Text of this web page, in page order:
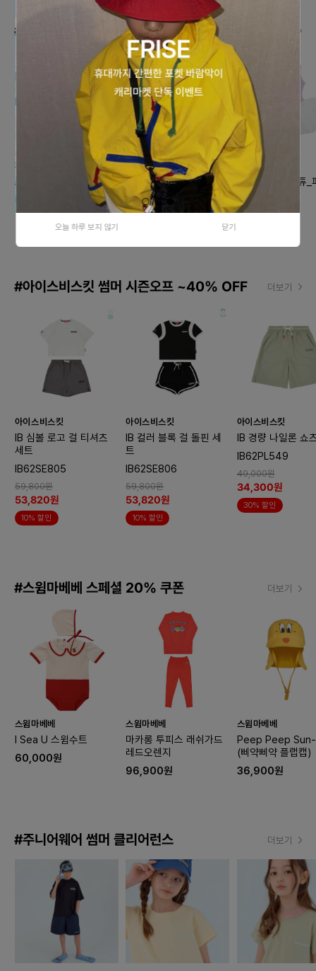
오늘 하루 보지 않기 닫기
#데일리로 즐기는 발레코어 스타일
페피
스냅 러플 튜튜_민트
69,000원
페피
스냅 퍼프 튜튜_핑크
75,000원
스냅 글로윙 튜튜_
72,000원
#아이스비스킷 썸머 시즌오프 ~40% OFF 더보기
아이스비스킷
IB 심볼 로고 걸 티셔츠
세트
IB62SE805
59,800원
53,820원
10% 할인
아이스비스킷
IB 컬러 블록 걸 돌핀 세
트
IB62SE806
59,800원
53,820원
10% 할인
아이스비스킷
IB 경량 나일론 쇼
IB62PL549
49,000원
34,300원
30% 할인
#스윔마베베 스페셜 20% 쿠폰 더보기
스윔마베베
I Sea U 스윔수트
60,000원
스윔마베베
마카롱 투피스 래쉬가드
레드오렌지
96,900원
스윔마베베
Peep Peep
(삐약삐약 플랩캡)
36,900원
#주니어웨어 썸머 클리어런스 더보기